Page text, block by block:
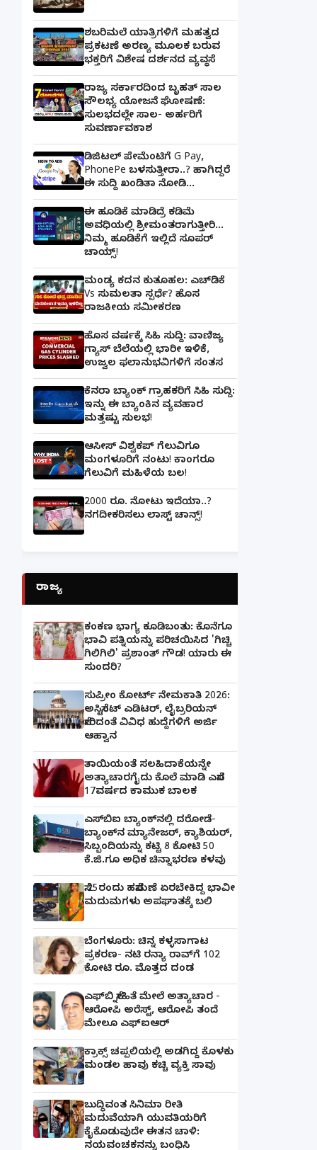
ಶಬರಿಮಲೆ ಯಾತ್ರಿಗಳಿಗೆ ಮಹತ್ವದ
ಪ್ರಕಟಣೆ ಅರಣ್ಯ ಮೂಲಕ ಬರುವ
ಭಕ್ತರಿಗೆ ವಿಶೇಷ ದರ್ಶನದ ವ್ಯವಸ್ಥೆ
ರಾಜ್ಯ ಸರ್ಕಾರದಿಂದ ಬೃಹತ್ ಸಾಲ
ಸೌಲಭ್ಯ ಯೋಜನೆ ಘೋಷಣೆ:
ಸುಲಭದಲ್ಲೇ ಸಾಲ- ಅರ್ಹರಿಗೆ
ಸುವರ್ಣಾವಕಾಶ
ಡಿಜಿಟಲ್ ಪೇಮೆಂಟಿಗೆ G Pay,
PhonePe ಬಳಸುತ್ತೀರಾ..? ಹಾಗಿದ್ದರೆ
ಈ ಸುದ್ದಿ ಖಂಡಿತಾ ನೋಡಿ...
ಈ ಹೂಡಿಕೆ ಮಾಡಿದ್ರೆ ಕಡಿಮೆ
ಅವಧಿಯಲ್ಲಿ ಶ್ರೀಮಂತರಾಗುತ್ತೀರಿ...
ನಿಮ್ಮ ಹೂಡಿಕೆಗೆ ಇಲ್ಲಿದೆ ಸೂಪರ್
ಚಾಯ್ಸ್‌!
ಮಂಡ್ಯ ಕದನ ಕುತೂಹಲ: ಎಚ್‌ಡಿಕೆ
Vs ಸುಮಲತಾ ಸ್ಪರ್ಧೆ? ಹೊಸ
ರಾಜಕೀಯ ಸಮೀಕರಣ
ಹೊಸ ವರ್ಷಕ್ಕೆ ಸಿಹಿ ಸುದ್ದಿ: ವಾಣಿಜ್ಯ
ಗ್ಯಾಸ್‌ ಬೆಲೆಯಲ್ಲಿ ಭಾರೀ ಇಳಿಕೆ,
ಉಜ್ವಲ ಫಲಾನುಭವಿಗಳಿಗೆ ಸಂತಸ
ಕೆನರಾ ಬ್ಯಾಂಕ್‌ ಗ್ರಾಹಕರಿಗೆ ಸಿಹಿ ಸುದ್ದಿ:
ಇನ್ನು ಈ ಬ್ಯಾಂಕಿನ ವ್ಯವಹಾರ
ಮತ್ತಷ್ಟು ಸುಲಭ!
ಆಸೀಸ್ ವಿಶ್ವಕಪ್ ಗೆಲುವಿಗೂ
ಮಂಗಳೂರಿಗೆ ನಂಟು! ಕಾಂಗರೂ
ಗೆಲುವಿಗೆ ಮಹಿಳೆಯ ಬಲ!
2000 ರೂ. ನೋಟು ಇದೆಯಾ..?
ನಗದೀಕರಿಸಲು ಲಾಸ್ಟ್‌ ಚಾನ್ಸ್‌!
ರಾಜ್ಯ
ಕಂಕಣ ಭಾಗ್ಯ ಕೂಡಿಬಂತು: ಕೊನೆಗೂ
ಭಾವಿ ಪತ್ನಿಯನ್ನು ಪರಿಚಯಿಸಿದ 'ಗಿಚ್ಚಿ
ಗಿಲಿಗಿಲಿ' ಪ್ರಶಾಂತ್ ಗೌಡ! ಯಾರು ಈ
ಸುಂದರಿ?
ಸುಪ್ರೀಂ ಕೋರ್ಟ್ ನೇಮಕಾತಿ 2026:
ಅಸಿಸ್ಟೆಂಟ್ ಎಡಿಟರ್, ಲೈಬ್ರರಿಯನ್
ಸೇರಿದಂತೆ ವಿವಿಧ ಹುದ್ದೆಗಳಿಗೆ ಅರ್ಜಿ
ಆಹ್ವಾನ
ತಾಯಿಯಂತೆ ಸಲಹಿದಾಕೆಯನ್ನೇ
ಅತ್ಯಾಚಾರಗೈದು ಕೊಲೆ ಮಾಡಿ ಎಸೆದ
17ವರ್ಷದ ಕಾಮುಕ ಬಾಲಕ
ಎಸ್‌ಬಿಐ ಬ್ಯಾಂಕ್‌ನಲ್ಲಿ‌ ದರೋಡೆ-
ಬ್ಯಾಂಕ್​ನ ಮ್ಯಾನೇಜರ್‌, ಕ್ಯಾಶಿಯರ್‌,
ಸಿಬ್ಬಂದಿಯನ್ನು ಕಟ್ಟಿ 8 ಕೋಟಿ 50
ಕೆ.ಜಿ.ಗೂ ಅಧಿಕ ಚಿನ್ನಾಭರಣ ಕಳವು
ಸೆ.25ರಂದು ಹಸೆಮಣೆ ಏರಬೇಕಿದ್ದ ಭಾವೀ
ಮದುಮಗಳು ಅಪಘಾತಕ್ಕೆ ಬಲಿ
ಬೆಂಗಳೂರು: ಚಿನ್ನ ಕಳ್ಳಸಾಗಾಟ
ಪ್ರಕರಣ- ನಟಿ ರನ್ಯಾ ರಾವ್‌ಗೆ 102
ಕೋಟಿ ರೂ. ಮೊತ್ತದ ದಂಡ
ಎಫ್‌ಬಿ ಸ್ನೇಹಿತೆ ಮೇಲೆ ಅತ್ಯಾಚಾರ -
ಆರೋಪಿ ಅರೆಸ್ಟ್, ಆರೋಪಿ ತಂದೆ
ಮೇಲೂ ಎಫ್ಐಆರ್
ಕ್ರಾಕ್ಸ್ ಚಪ್ಪಲಿಯಲ್ಲಿ ಅಡಗಿದ್ದ ಕೊಳಕು
ಮಂಡಲ ಹಾವು ಕಚ್ಚಿ ವ್ಯಕ್ತಿ ಸಾವು
ಬುದ್ಧಿವಂತ ಸಿನಿಮಾ ರೀತಿ
ಮದುವೆಯಾಗಿ ಯುವತಿಯರಿಗೆ
ಕೈಕೊಡುವುದೇ ಈತನ ಚಾಳಿ:
ನಯವಂಚಕನನ್ನು ಬಂಧಿಸಿ